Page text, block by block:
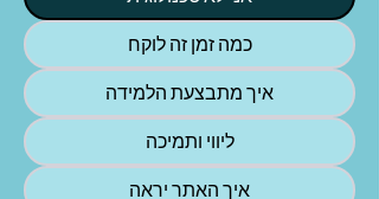
כמה זמן זה לוקח
איך מתבצעת הלמידה
ליווי ותמיכה
איך האתר יראה